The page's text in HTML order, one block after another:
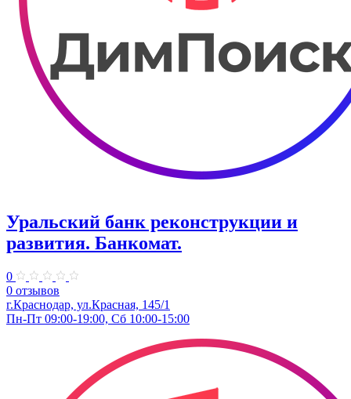
Уральский банк реконструкции и
развития. Банкомат.
0
0 отзывов
г.Краснодар, ул.Красная, 145/1
Пн-Пт 09:00-19:00, Сб 10:00-15:00